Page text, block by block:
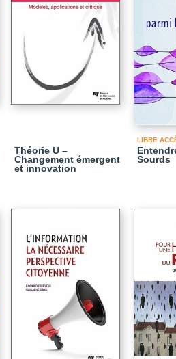
Théorie U –
Changement émergent
et innovation
LIBRE
Sourds